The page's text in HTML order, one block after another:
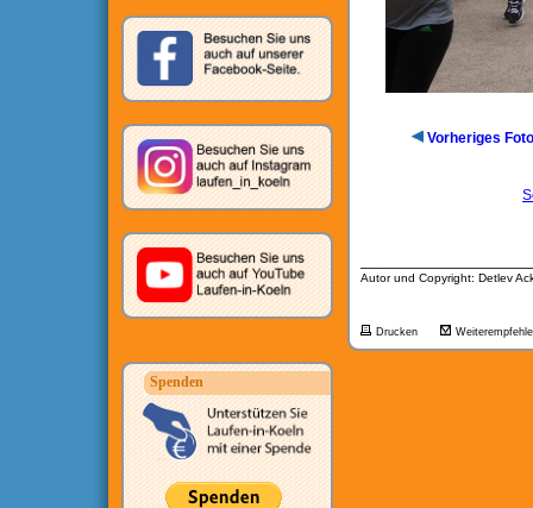
Spenden
Vorheriges Foto
Autor und Copyright: Detlev
Drucken